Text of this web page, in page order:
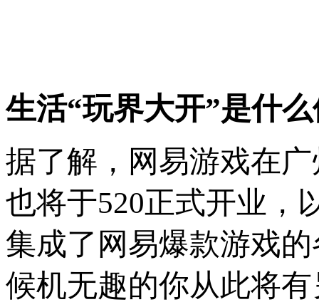
生活“玩界大开”是什
据了解，网易游戏在
也将于520正式开业，
集成了网易爆款游戏
候机无趣的你从此将